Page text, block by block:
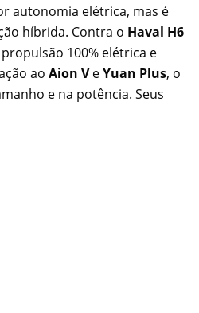
autonomia elétrica, mas é
híbrida. Contra o Haval H6
100% elétrica e
ao Aion VeYuan Plus, o
e na potência. Seus